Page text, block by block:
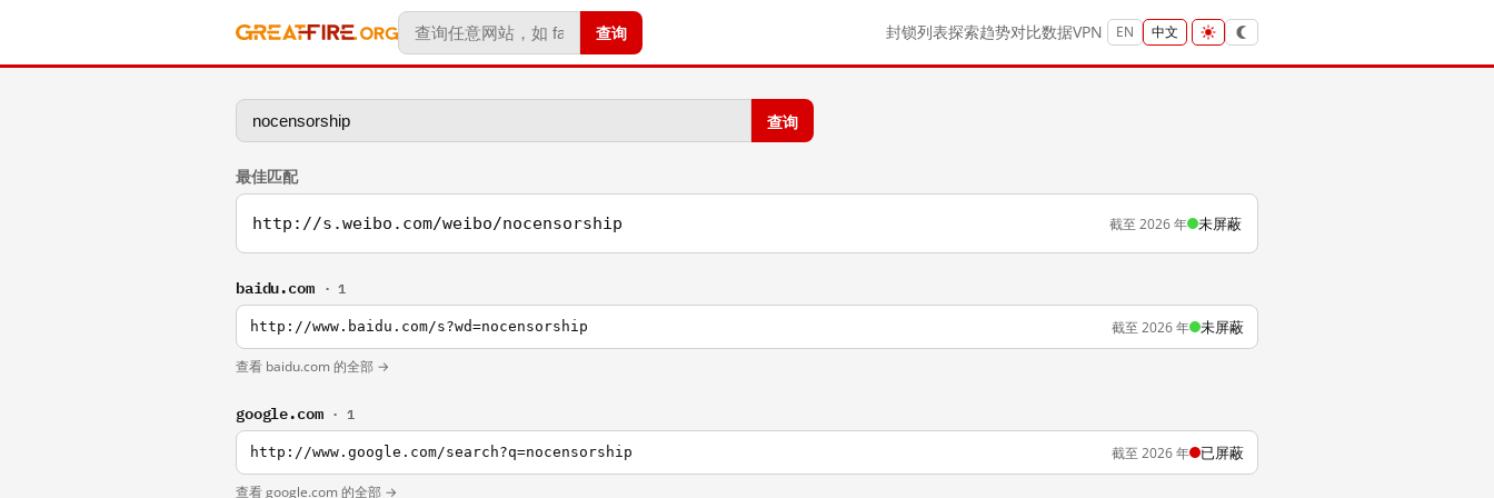
查询 封锁列表探索趋势对比数据VPN EN 中文
查询
最佳匹配
http://s.weibo.com/weibo/nocensorship 截至 2026 年 未屏蔽
baidu.com · 1
http://www.baidu.com/s?wd=nocensorship 截至 2026 年 未屏蔽
查看 baidu.com 的全部 →
google.com · 1
http://www.google.com/search?q=nocensorship 截至 2026 年 已屏蔽
查看 google.com 的全部 →